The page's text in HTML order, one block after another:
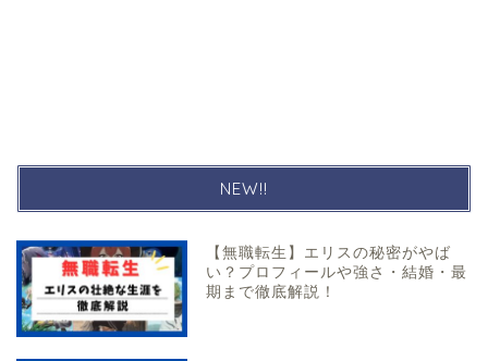
NEW!!
【無職転生】エリスの秘密がやば
い？プロフィールや強さ・結婚・最
期まで徹底解説！